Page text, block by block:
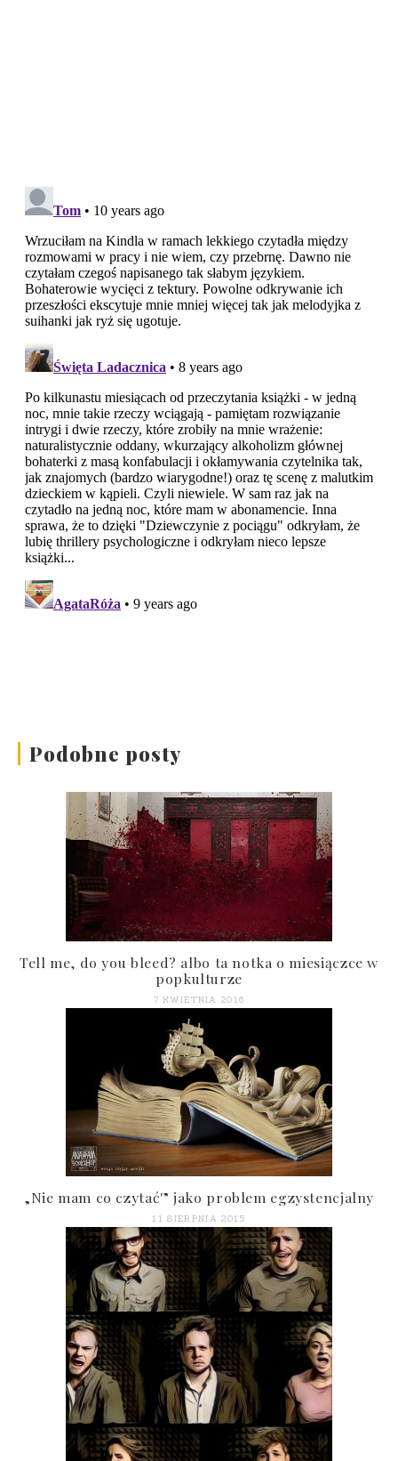
Podobne posty
Tell me, do you bleed? albo ta notka o miesiączce w
popkulturze
7 KWIETNIA 2016
„Nie mam co czytać'” jako problem egzystencjalny
11 SIERPNIA 2015